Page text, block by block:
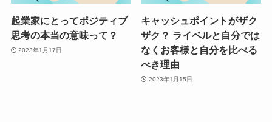
起業家にとってポジティブ
思考の本当の意味って？
2023年1月17日
キャッシュポイントがザク
ザク？ ライベルと自分では
なくお客様と自分を比べる
べき理由
2023年1月15日